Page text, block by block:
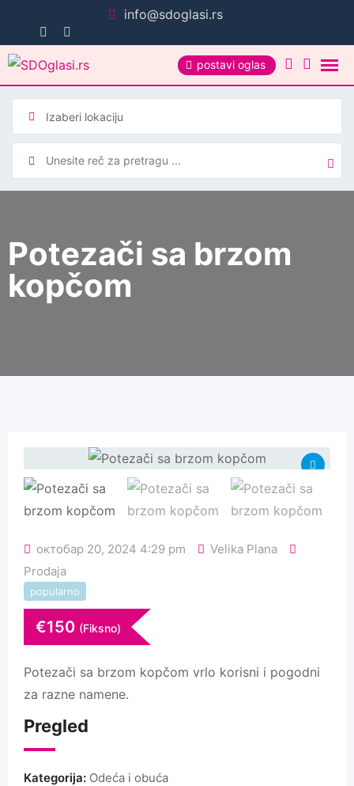
sadržaj
info@sdoglasi.rs
postavi oglas
Potezači sa brzom
kopčom
октобар 20, 2024 4:29 pm
Velika Plana
Prodaja
popularno
€150 (Fiksno)
Potezači sa brzom kopčom vrlo korisni i pogodni
za razne namene.
Pregled
Kategorija: Odeća i obuća